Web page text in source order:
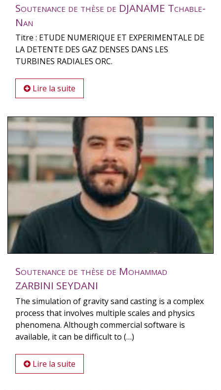
Soutenance de thèse de DJANAME Tchable-
Nan
Titre : ETUDE NUMERIQUE ET EXPERIMENTALE DE
LA DETENTE DES GAZ DENSES DANS LES
TURBINES RADIALES ORC.
Lire la suite
Soutenance de thèse de Mohammad
ZARBINI SEYDANI
The simulation of gravity sand casting is a complex
process that involves multiple scales and physics
phenomena. Although commercial software is
available, it can be difficult to (…)
Lire la suite